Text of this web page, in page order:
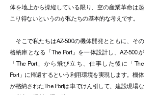
体を地上から操縦している限り、空の産業革命は起
こり得ないというのが私たちの基本的な考えです。
そこで私たちはAZ-500の機体開発とともに、その
格納庫となる「The Port」を一体設計し、AZ-500が
「The Port」から飛び立ち、仕事した後に「The
Port」に帰還するという利用環境を実現します。機体
が格納されたThe Portは車でけん引して、建設現場な